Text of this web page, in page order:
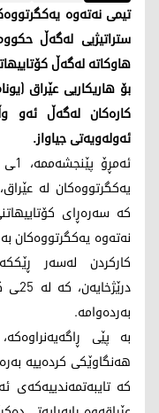
تیمی نەتەوە
ستراتیژیی لەگەڵ
هاوکاتە لەگەڵ
بۆ هاریکاریی عێراق
کارەکان لەگەڵ ئەو
ئەولەویەتی جیاواز.
یەکگرتووەکان لە
کە سەرەڕای
نه‌ته‌وه‌ يه‌كگرتووه‌كان
کارکردن لەسەر
بەردەوامە.
بە پێی
هەنگاوێکی کردەییە
کە تایبەتمەندییەکەی